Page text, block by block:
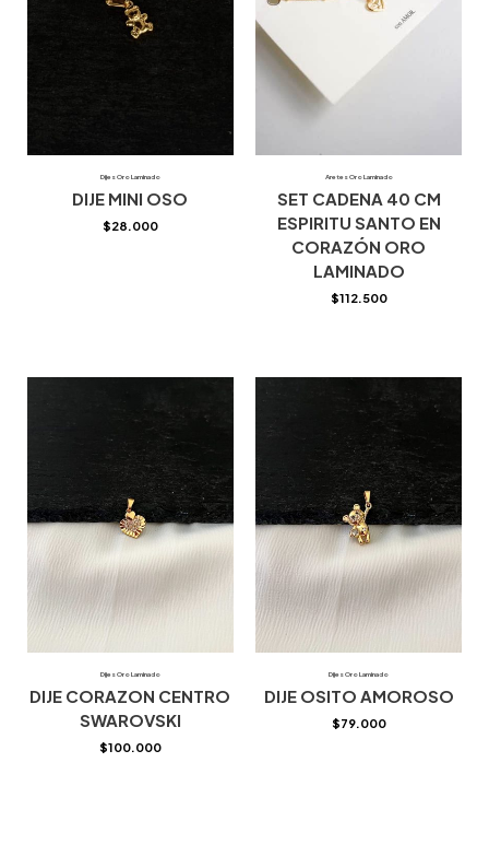
Dijes Oro Laminado
DIJE MINI OSO
$28.000
Aretes Oro Laminado
SET CADENA 40 CM
ESPIRITU SANTO EN
CORAZÓN ORO
LAMINADO
$112.500
Dijes Oro Laminado
DIJE CORAZON CENTRO
SWAROVSKI
$100.000
Dijes Oro Laminado
DIJE OSITO AMOROSO
$79.000